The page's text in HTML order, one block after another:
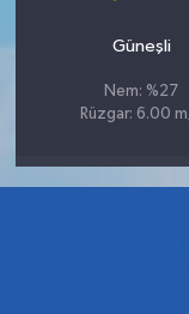
Güneşli
Nem: %27
Rüzgar: 6.00